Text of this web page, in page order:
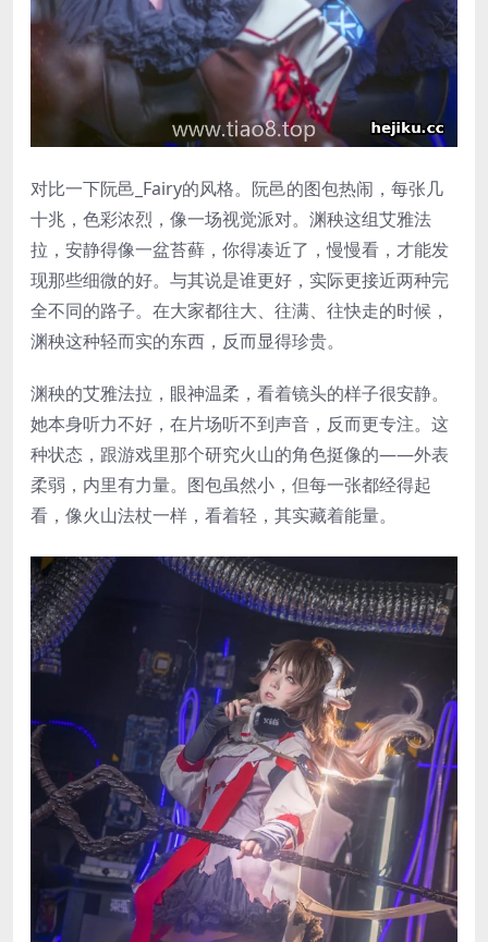
对比一下阮邑_Fairy的风格。阮邑的图包热闹，每张几
十兆，色彩浓烈，像一场视觉派对。渊秧这组艾雅法
拉，安静得像一盆苔藓，你得凑近了，慢慢看，才能发
现那些细微的好。与其说是谁更好，实际更接近两种完
全不同的路子。在大家都往大、往满、往快走的时候，
渊秧这种轻而实的东西，反而显得珍贵。
渊秧的艾雅法拉，眼神温柔，看着镜头的样子很安静。
她本身听力不好，在片场听不到声音，反而更专注。这
种状态，跟游戏里那个研究火山的角色挺像的——外表
柔弱，内里有力量。图包虽然小，但每一张都经得起
看，像火山法杖一样，看着轻，其实藏着能量。